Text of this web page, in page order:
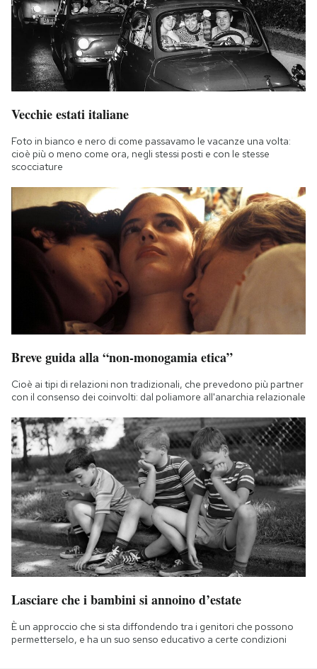
Vecchie estati italiane
Foto in bianco e nero di come passavamo le vacanze una volta:
cioè più o meno come ora, negli stessi posti e con le stesse
scocciature
Breve guida alla “non-monogamia etica”
Cioè ai tipi di relazioni non tradizionali, che prevedono più partner
con il consenso dei coinvolti: dal poliamore all'anarchia relazionale
Lasciare che i bambini si annoino d’estate
È un approccio che si sta diffondendo tra i genitori che possono
permetterselo, e ha un suo senso educativo a certe condizioni